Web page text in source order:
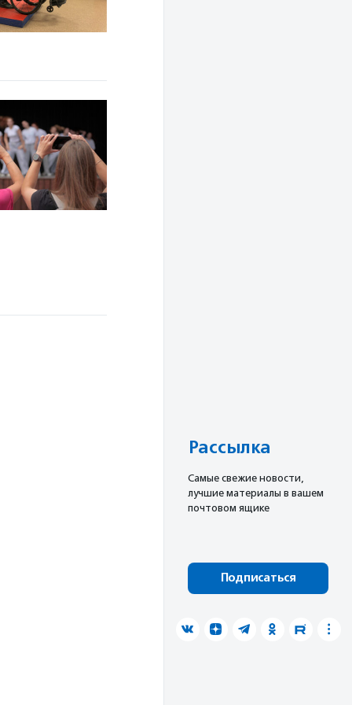
Рассылка
Cамые свежие новости,
лучшие материалы в вашем
почтовом ящике
Подписаться